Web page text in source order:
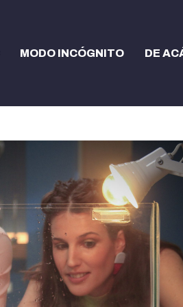
MODO INCÓGNITO DE